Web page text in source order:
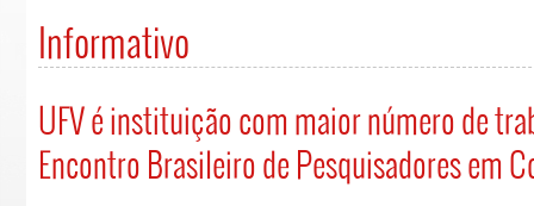
Informativo
UFV é instituição com maior número de
Encontro Brasileiro de Pesquisadores em